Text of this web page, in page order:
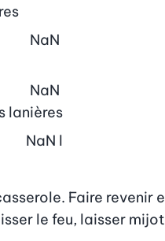
NaN
lanières
NaN
NaN l
Faire
le feu, laisser